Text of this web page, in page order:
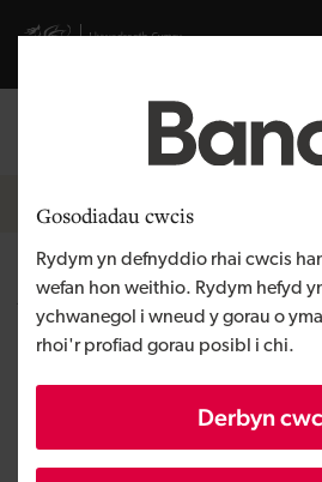
Gosodiadau cwcis
Rydym yn defnyddio rhai cwcis
wefan hon weithio. Rydym hefyd
ychwanegol i wneud y gorau o
rhoi'r profiad gorau posibl i chi.
Derbyn
Visit gov.wales website
Breadcrumb
Newyddion
Arbenigwyr
Uwchsonig
Cyflwyno